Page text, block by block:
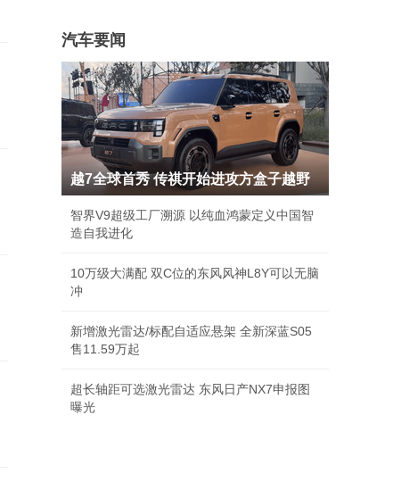
汽车要闻
越7全球首秀 传祺开始进攻方盒子越野
智界V9超级工厂溯源 以纯血鸿蒙定义中国智
造自我进化
10万级大满配 双C位的东风风神L8Y可以无脑
冲
新增激光雷达/标配自适应悬架 全新深蓝S05
售11.59万起
超长轴距可选激光雷达 东风日产NX7申报图
曝光